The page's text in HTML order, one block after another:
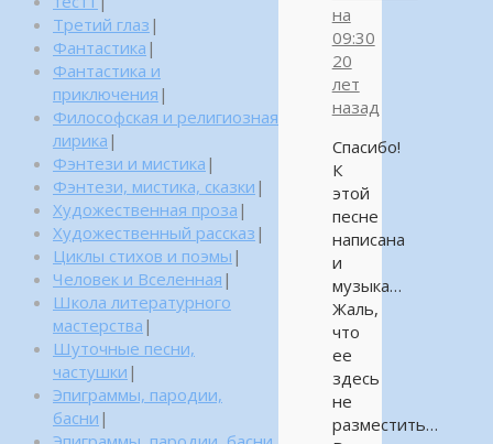
на
09:30
20
лет
назад
Спасибо!
К
этой
песне
написана
и
музыка…
Жаль,
что
ее
здесь
не
разместить…
Третий глаз |
Фантастика |
Фантастика и
приключения |
Философская и религиозная
лирика |
Фэнтези и мистика |
Фэнтези, мистика, сказки |
Художественная проза |
Художественный рассказ |
Циклы стихов и поэмы |
Человек и Вселенная |
Школа литературного
мастерства |
Шуточные песни,
частушки |
Эпиграммы, пародии,
басни |